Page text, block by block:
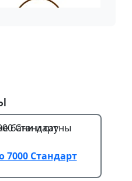
7000 Стандарт